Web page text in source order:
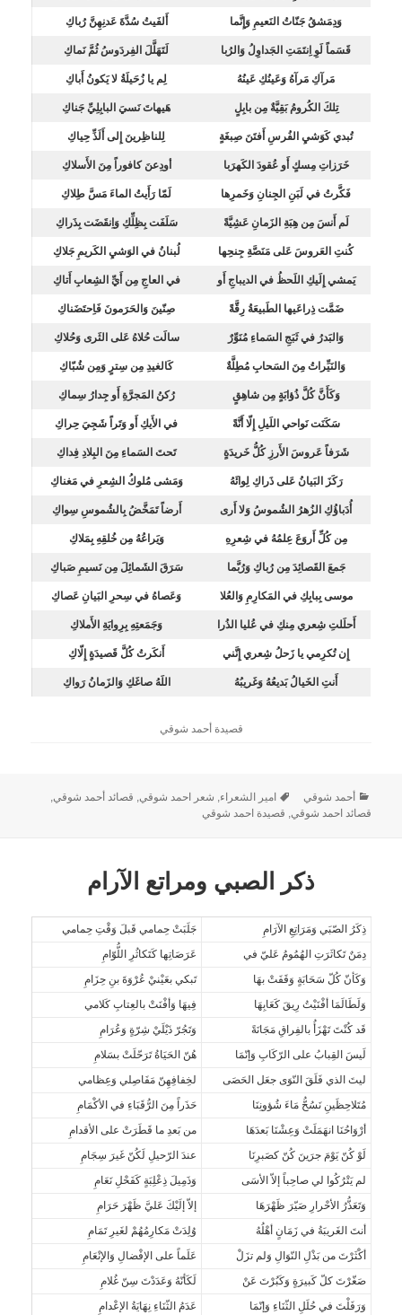
وَدِمَشقُ جَنّاتُ النَعيمِ وَإِنَّما أَلفَيتُ سُدَّةَ عَدنِهِنَّ رُباكِ
قَسَماً لَوِ اِنتَمَتِ الجَداوِلُ وَالرُبا لَتَهَلَّلَ الفِردَوسُ ثُمَّ نَماكِ
مَرآكِ مَرآهُ وَعَينُكِ عَينُهُ لِم يا زُحَيلَةُ لا يَكونُ أَباكِ
تِلكَ الكُرومُ بَقِيَّةٌ مِن بابِلٍ هَيهاتَ نَسيَ البابِلِيِّ جَناكِ
تُبدي كَوَشيِ الفُرسِ أَفتَنَ صِبغَةٍ لِلناظِرينَ إِلى أَلَذِّ حِياكِ
خَرَزاتِ مِسكٍ أَو عُقودَ الكَهرَبا أودِعنَ كافوراً مِنَ الأَسلاكِ
فَكَّرتُ في لَبَنِ الجِنانِ وَخَمرِها لَمّا رَأَيتُ الماءَ مَسَّ طِلاكِ
لَم أَنسَ مِن هِبَةِ الزَمانِ عَشِيَّةً سَلَفَت بِظِلِّكِ وَاِنقَضَت بِذَراكِ
كُنتِ العَروسَ عَلى مَنَصَّةِ جِنحِها لُبنانُ في الوَشيِ الكَريمِ جَلاكِ
يَمشي إِلَيكِ اللَحظُ في الديباجِ أَو في العاجِ مِن أَيِّ الشِعابِ أَتاكِ
ضَمَّت ذِراعَيها الطَبيعَةُ رِقَّةً صِنّينَ وَالحَرَمونَ فَاِحتَضَناكِ
وَالبَدرُ في ثَبَجِ السَماءِ مُنَوِّرٌ سالَت حُلاهُ عَلى الثَرى وَحُلاكِ
وَالنَيِّراتُ مِنَ السَحابِ مُطِلَّةٌ كَالغيدِ مِن سِترٍ وَمِن شُبّاكِ
وَكَأَنَّ كُلَّ ذُؤابَةٍ مِن شاهِقٍ رُكنُ المَجرَّةِ أَو جِدارُ سِماكِ
سَكَنَت نَواحي اللَيلِ إِلّا أَنَّةً في الأَيكِ أَو وَتَراً شَجِيَ حِراكِ
شَرَفاً عَروسَ الأَرزِ كُلُّ خَريدَةٍ تَحتَ السَماءِ مِنَ البِلادِ فِداكِ
رَكَزَ البَيانُ عَلى ذَراكِ لِوائَهُ وَمَشى مُلوكُ الشِعرِ في مَغناكِ
أُدَباؤُكِ الزُهرُ الشُموسُ وَلا أَرى أَرضاً تَمَخَّضُ بِالشُموسِ سِواكِ
مِن كُلِّ أَروَعَ عِلمُهُ في شِعرِهِ وَيَراعُهُ مِن خُلقِهِ بِمَلاكِ
جَمعَ القَصائِدَ مِن رُباكِ وَرُبَّما سَرَقَ الشَمائِلَ مِن نَسيمِ صَباكِ
موسى بِبابِكِ في المَكارِمِ وَالعُلا وَعَصاهُ في سِحرِ البَيانِ عَصاكِ
أَحلَلتِ شِعري مِنكِ في عُليا الذُرا وَجَمَعتِهِ بِرِوايَةِ الأَملاكِ
إِن تُكرِمي يا زَحلُ شِعري إِنَّني أَنكَرتُ كُلَّ قَصيدَةٍ إِلّاكِ
أَنتِ الخَيالُ بَديعُهُ وَغَريبُهُ اللَهُ صاغَكِ وَالزَمانُ رَواكِ
قصيدة أحمد شوقي
أحمد شوقي امير الشعراء, شعر احمد شوقي, قصائد أحمد شوقي,
قصائد احمد شوقي, قصيدة احمد شوقي
ذكر الصبي ومراتع الآرام
ذِكَرُ الصّبَي وَمَرَاتِعِ الآرَامِ
جَلَبَتْ حِمامي قَبلَ وَقْتِ حِمامي
دِمَنٌ تَكاثَرَتِ الهُمُومُ عَليّ في
عَرَصَاتِها كَتَكاثُرِ اللُّوّامِ
وَكَأنّ كُلّ سَحَابَةٍ وَقَفَتْ بهَا
تَبكي بعَيْنيْ عُرْوَةَ بنِ حِزَامِ
وَلَطَالَمَا أفْنَيْتُ رِيقَ كَعَابِهَا
فِيهَا وَأفْنَتْ بالعِتابِ كَلامي
قَد كُنْتَ تَهْزَأُ بالفِراقِ مَجَانَةً
وَتَجُرّ ذَيْلَيْ شِرّةٍ وَعُرَامِ
لَيسَ القِبابُ على الرّكَابِ وَإنّمَا
هُنّ الحَيَاةُ تَرَحّلَتْ بسَلامِ
ليتَ الذي فَلَقَ النّوَى جعَل الحَصَى
لخِفافِهِنّ مَفَاصِلي وَعِظامي
مُتَلاحِظَينِ نَسُحُّ مَاءَ شُؤونِنَا
حَذَراً مِنَ الرُّقَبَاءِ في الأكْمَامِ
أرْوَاحُنَا انهَمَلَتْ وَعِشْنَا بَعدَهَا
من بَعدِ ما قَطَرَتْ على الأقدامِ
لَوْ كُنّ يَوْمَ جرَينَ كُنّ كصَبرِنَا
عندَ الرّحيلِ لَكُنّ غَيرَ سِجَامِ
لم يَتْرُكُوا لي صاحِباً إلاّ الأسَى
وَذَمِيلَ ذِعْلِبَةٍ كَفَحْلِ نَعَامِ
وَتَعَذُّرُ الأحْرارِ صَيّرَ ظَهْرَهَا
إلاّ إلَيْكَ عَليَّ ظَهْرَ حَرَامِ
أنتَ الغَريبَةُ في زَمَانٍ أهْلُهُ
وُلِدَتْ مَكارِمُهُمْ لغَيرِ تَمَامِ
أكْثَرْتَ من بَذْلِ النّوَالِ وَلم تزَلْ
عَلَماً على الإفْضالِ وَالإنْعَامِ
صَغّرْتَ كلّ كَبيرَةٍ وَكَبُرْتَ عَنْ
لَكَأنّهُ وَعَدَدْتَ سِنّ غُلامِ
وَرَفَلْتَ في حُلَلِ الثّنَاءِ وَإنّمَا
عَدَمُ الثّنَاءِ نِهَايَةُ الإعْدامِ